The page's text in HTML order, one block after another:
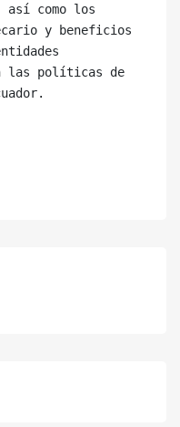
como los
y beneficios
las políticas de